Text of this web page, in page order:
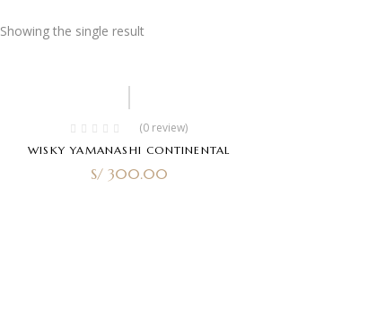
Showing the single result
(0 review)
WISKY YAMANASHI CONTINENTAL
S/300.00